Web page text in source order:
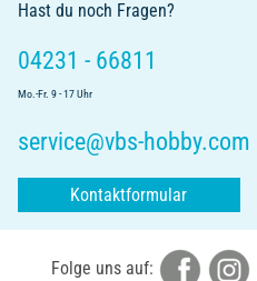
Hast du noch Fragen?
04231 - 66811
Mo.-Fr. 9 - 17 Uhr
service@vbs-hobby.com
Kontaktformular
Folge uns auf: